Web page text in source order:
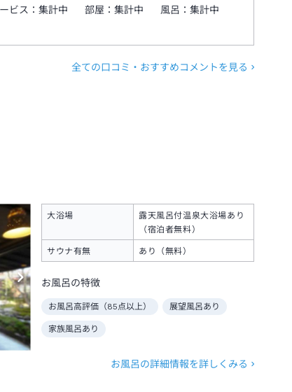
ビス：集計中 部屋：集計中 風呂：集計中
全ての口コミ・おすすめコメントを見る
大浴場
露天風呂付温泉大浴場あり
（宿泊者無料）
サウナ有無 あり（無料）
お風呂の特徴
お風呂高評価（85点以上） 展望風呂あり
家族風呂あり
お風呂の詳細情報を詳しくみる